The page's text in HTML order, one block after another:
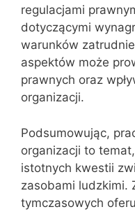
regulacjami
dotyczącymi
warunków
aspektów może
prawnych oraz
organizacji.
Podsumowując,
organizacji to
istotnych kwestii
zasobami ludzkimi.
tymczasowych